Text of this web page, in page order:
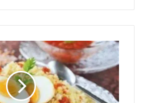
الكشري
الإسكندراني..
أكلة
اقتصادية
شهيرة
بطابع